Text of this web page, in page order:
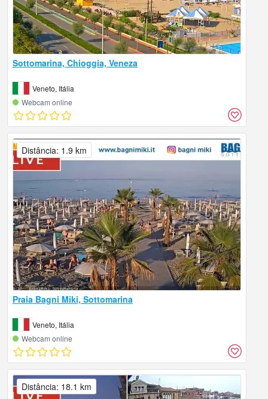
Sottomarina, Chioggia, Veneza
Veneto, Itália
Webcam online
Praia Bagni Miki, Sottomarina
Veneto, Itália
Webcam online
Distância: 1.9 km
Distância: 18.1 km